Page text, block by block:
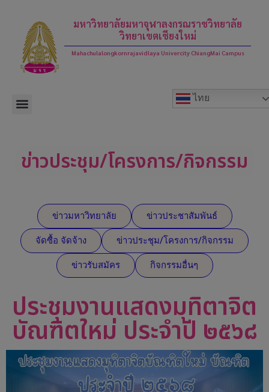
มหาวิทยาลัยมหาจุฬาลงกรณราชวิทยาลัย
วิทยาเขตเชียงใหม่
Mahachulalongkornrajavidlaya Univercity ChiangMai Campus
ไทย
ข่าวประชุม/โครงการ/กิจกรรม
ข่าวมหาวิทยาลัย ข่าวประชาสัมพันธ์
จัดซื้อ จัดจ้าง ข่าวประชุม/โครงการ/กิจกรรม
ข่าวรับสมัคร กิจกรรมอื่นๆ
ประชุมงานแสดงมุทิตาจิต
บัณฑิตใหม่ ประจำปี ๒๕๖๘